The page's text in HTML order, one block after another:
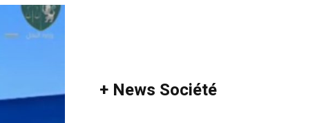
+ News Société